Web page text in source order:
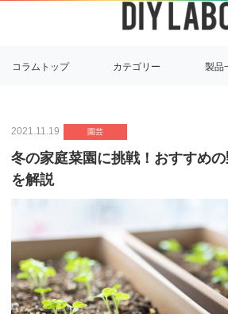
コラムトップ カテゴリー 製品
2021.11.19 園芸
冬の家庭菜園に挑戦！おすすめ
を解説